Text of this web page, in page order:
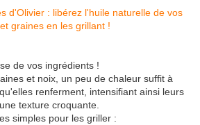
de vos ingrédients !
et noix, un peu de chaleur suffit à
renferment, intensifiant ainsi leurs
texture croquante.
simples pour les griller :